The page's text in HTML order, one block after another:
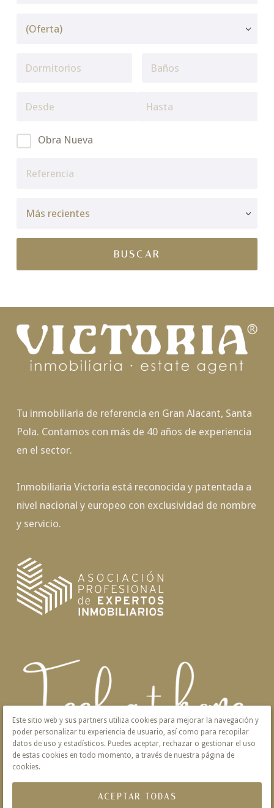
Obra Nueva
Tu inmobiliaria de referencia en Gran Alacant, Santa
Pola. Contamos con más de 40 años de experiencia
en el sector.
Inmobiliaria Victoria está reconocida y patentada a
nivel nacional y europeo con exclusividad de nombre
y servicio.
Privacidad Política de Cookies
Este sitio web y sus partners utiliza cookies para mejorar la navegación y
poder personalizar tu experiencia de usuario, así como para recopilar
datos de uso y estadísticos. Puedes aceptar, rechazar o gestionar el uso
de estas cookies en todo momento, a través de nuestra página de
cookies.
ACEPTAR TODAS